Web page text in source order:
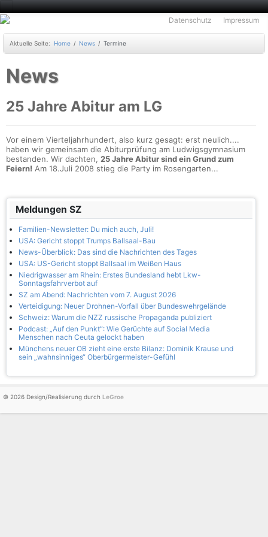
Datenschutz Impressum
Aktuelle Seite: Home News Termine
News
25 Jahre Abitur am LG
Vor einem Vierteljahrhundert, also kurz gesagt: erst neulich....
haben wir gemeinsam die Abiturprüfung am Ludwigsgymnasium
bestanden. Wir dachten, 25 Jahre Abitur sind ein Grund zum
Feiern! Am 18.Juli 2008 stieg die Party im Rosengarten...
Meldungen SZ
Familien-Newsletter: Du mich auch, Juli!
USA: Gericht stoppt Trumps Ballsaal-Bau
News-Überblick: Das sind die Nachrichten des Tages
USA: US-Gericht stoppt Ballsaal im Weißen Haus
Niedrigwasser am Rhein: Erstes Bundesland hebt Lkw-
Sonntagsfahrverbot auf
SZ am Abend: Nachrichten vom 7. August 2026
Verteidigung: Neuer Drohnen-Vorfall über Bundeswehrgelände
Schweiz: Warum die NZZ russische Propaganda publiziert
Podcast: „Auf den Punkt“: Wie Gerüchte auf Social Media
Menschen nach Ceuta gelockt haben
Münchens neuer OB zieht eine erste Bilanz: Dominik Krause und
sein „wahnsinniges“ Oberbürgermeister-Gefühl
© 2026 Design/Realisierung durch LeGroe